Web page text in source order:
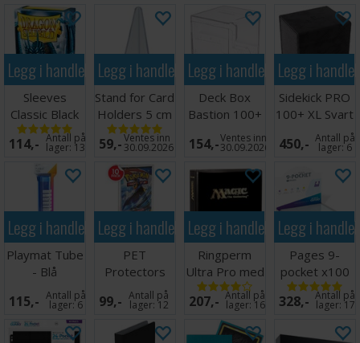
Legg i handlekurven
Sleeves
Classic Black
x100 - 63x88
m/box
114,- Antall på
lager: 13
Legg i handlekurven
Stand for Card
Holders 5 cm
(5 stk)
59,-Ventes inn
30.09.2026
Legg i handlekurven
Deck Box
Bastion 100+
XL Clear
154,-Ventes inn
30.09.2026
Legg i
Sidekick PRO
100+ XL Svart
450,- Antall på
lager:6
Legg i handlekurven
Playmat Tube
- Blå
115,- Antall på
lager:6
Legg i handlekurven
PET
Protectors
10-Pack for
Booster
99,- Antall på
lager: 12
Legg i handlekurven
Ringperm
Ultra Pro med
Magic Logo
(900)
207,- Antall på
lager: 16
Legg i
Pages 9-
pocket x100
Klar
328,- Antall på
lager: 17